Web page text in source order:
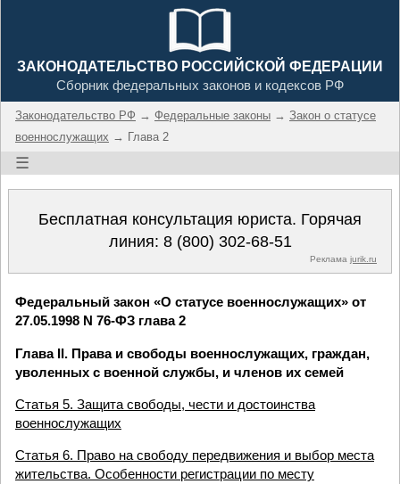
ЗАКОНОДАТЕЛЬСТВО РОССИЙСКОЙ ФЕДЕРАЦИИ
Сборник федеральных законов и кодексов РФ
Законодательство РФ → Федеральные законы → Закон о статусе
военнослужащих → Глава 2
☰
Бесплатная консультация юриста. Горячая
линия: 8 (800) 302-68-51
Реклама jurik.ru
Федеральный закон «О статусе военнослужащих» от
27.05.1998 N 76-ФЗ глава 2
Глава II. Права и свободы военнослужащих, граждан,
уволенных с военной службы, и членов их семей
Статья 5. Защита свободы, чести и достоинства
военнослужащих
Статья 6. Право на свободу передвижения и выбор места
жительства. Особенности регистрации по месту